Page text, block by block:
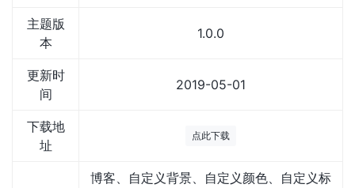
主题版
本
1.0.0
更新时
间
2019-05-01
下载地
址
点此下载
博客、自定义背景、自定义颜色、自定义标